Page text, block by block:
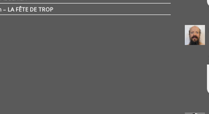
LA FÊTE DE TROP